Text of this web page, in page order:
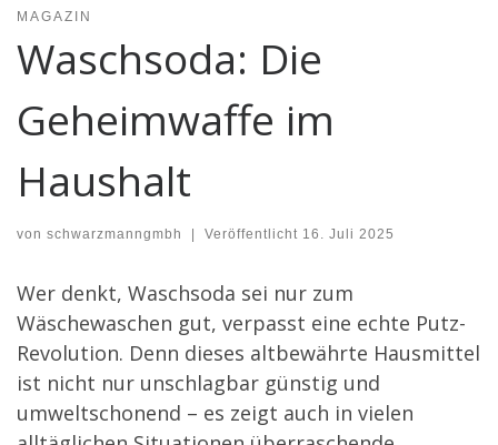
MAGAZIN
Waschsoda: Die
Geheimwaffe im
Haushalt
von schwarzmanngmbh | Veröffentlicht 16. Juli 2025
Wer denkt, Waschsoda sei nur zum
Wäschewaschen gut, verpasst eine echte Putz-
Revolution. Denn dieses altbewährte Hausmittel
ist nicht nur unschlagbar günstig und
umweltschonend – es zeigt auch in vielen